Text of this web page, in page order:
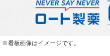
※看板画像はイメージです。